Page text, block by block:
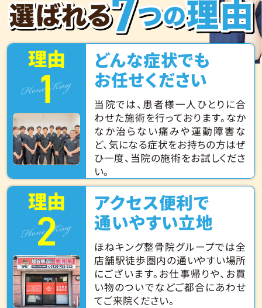
理由
1
Hone King
どんな症状でも
お任せください
当院では、患者様一人ひとりに合
わせた施術を行っております。なか
なか治らない痛みや運動障害な
ど、気になる症状をお持ちの方はぜ
ひ一度、当院の施術をお試しくださ
い。
理由
2
Hone King
アクセス便利で
通いやすい立地
ほねキング整骨院グループでは全
店舗駅徒歩圏内の通いやすい場所
にございます。お仕事帰りや、お買
い物のついでなどご都合にあわせ
てご来院ください。